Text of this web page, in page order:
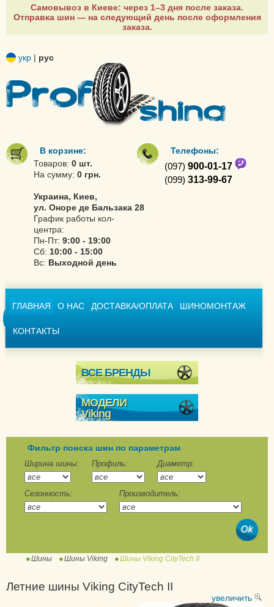
Самовывоз в Киеве: через 1–3 дня после заказа.
Отправка шин — на следующий день после оформления
заказа.
укр | рус
В корзине:
Товаров: 0 шт.
На сумму: 0 грн.
Украина, Киев,
ул. Оноре де Бальзака 28
График работы кол-
центра:
Пн-Пт: 9:00 - 19:00
Сб: 10:00 - 15:00
Вс: Выходной день
Телефоны:
(097) 900-01-17
(099) 313-99-67
ГЛАВНАЯ О НАС ДОСТАВКА/ОПЛАТА ШИНОМОНТАЖ
КОНТАКТЫ
ВСЕ БРЕНДЫ
МОДЕЛИ
Viking
WinTech Van
CityTech II
ProTech NewGen
TransTech II
Фильтр поиска шин по параметрам
Ширина шины: Профиль: Диаметр:
Сезонность: Производитель:
Шины Шины Viking Шины Viking CityTech II
Летние шины Viking CityTech II
увеличить